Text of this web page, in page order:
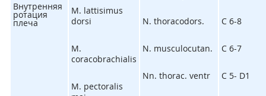
Внутренняя
ротация
плеча
M. lattisimus
dorsi
M.
coracobrachialis
M. pectoralis
N. thoracodors.
N. musculocutan.
Nn. thorac. ventr
C 6-8
C 6-7
C 5- D1